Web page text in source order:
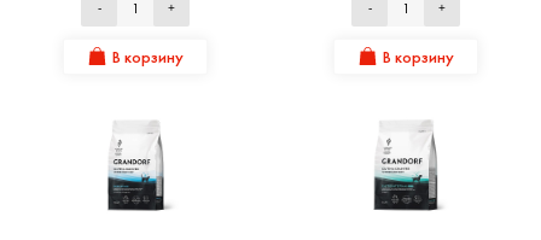
- +
В корзину
- +
В корзину